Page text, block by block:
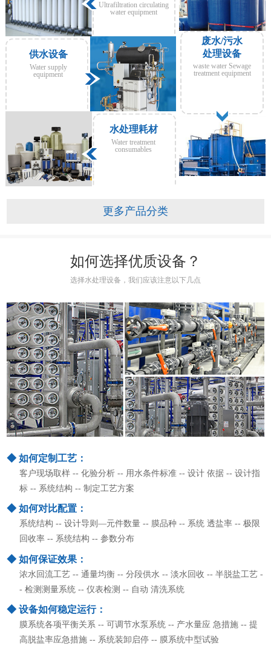
Ultrafiltration circulating
water equipment
供水设备
Water supply
equipment
水处理耗材
Water treatment
consumables
废水/污水
处理设备
waste water Sewage
treatment equipment
更多产品分类
如何选择优质设备？
选择水处理设备，我们应该注意以下几点
◆ 如何定制工艺：
客户现场取样 -- 化验分析 -- 用水条件标准 -- 设计 依据 -- 设计指
标 -- 系统结构 -- 制定工艺方案
◆ 如何对比配置：
系统结构 -- 设计导则—元件数量 -- 膜品种 -- 系统 透盐率 -- 极限
回收率 -- 系统结构 -- 参数分布
◆ 如何保证效果：
浓水回流工艺 -- 通量均衡 -- 分段供水 -- 淡水回收 -- 半脱盐工艺 -
- 检测测量系统 -- 仪表检测 -- 自动 清洗系统
◆ 设备如何稳定运行：
膜系统各项平衡关系 -- 可调节水泵系统 -- 产水量应 急措施 -- 提
高脱盐率应急措施 -- 系统装卸启停 -- 膜系统中型试验